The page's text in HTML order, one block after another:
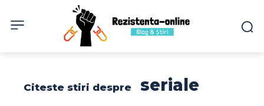
Citeste stiri despre seriale